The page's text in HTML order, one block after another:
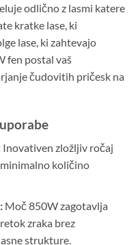
odlično z lasmi katere
kratke lase, ki
lase, ki zahtevajo
fen postal vaš
čudovitih pričesk na
Inovativen zložljiv ročaj
količino
Moč 850W zagotavlja
zraka brez
strukture.